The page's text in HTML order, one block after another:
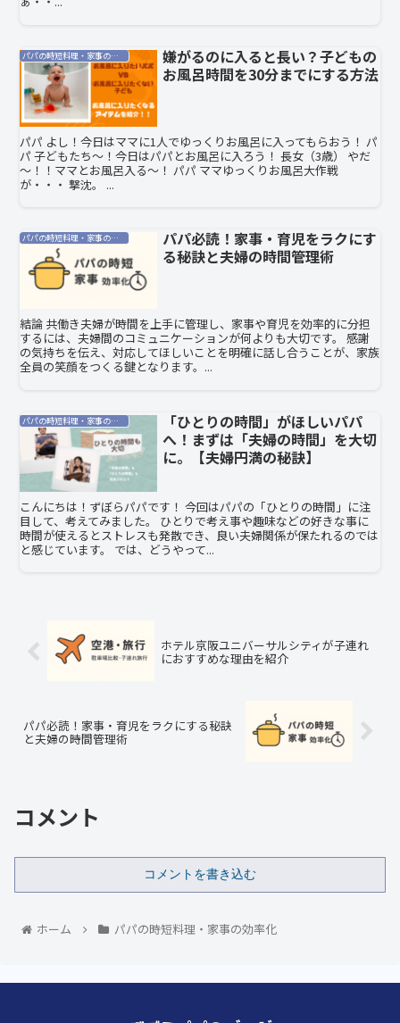
パパの時短料理・家事の効率化
嫌がるのに入ると長い？子どもの
お風呂時間を30分までにする方法
パパ よし！今日はママに1人でゆっくりお風呂に入ってもらおう！ パ
パ 子どもたち～！今日はパパとお風呂に入ろう！ 長女（3歳） やだ
～！！ママとお風呂入る～！ パパ ママゆっくりお風呂大作戦
が・・・ 撃沈。 ...
パパの時短料理・家事の効率化
パパ必読！家事・育児をラクにす
る秘訣と夫婦の時間管理術
結論 共働き夫婦が時間を上手に管理し、家事や育児を効率的に分担
するには、夫婦間のコミュニケーションが何よりも大切です。 感謝
の気持ちを伝え、対応してほしいことを明確に話し合うことが、家族
全員の笑顔をつくる鍵となります。...
パパの時短料理・家事の効率化
「ひとりの時間」がほしいパパ
へ！まずは「夫婦の時間」を大切
に。【夫婦円満の秘訣】
こんにちは！ずぼらパパです！ 今回はパパの「ひとりの時間」に注
目して、考えてみました。 ひとりで考え事や趣味などの好きな事に
時間が使えるとストレスも発散でき、良い夫婦関係が保たれるのでは
と感じています。 では、どうやって...
ホテル京阪ユニバーサルシティが子連れ
におすすめな理由を紹介
パパ必読！家事・育児をラクにする秘訣
と夫婦の時間管理術
コメント
コメントを書き込む
ホーム パパの時短料理・家事の効率化